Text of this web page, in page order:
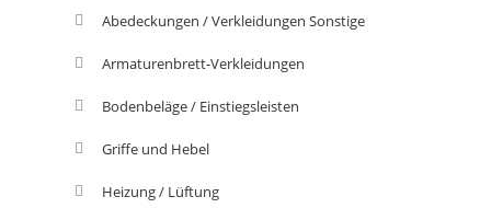
Abedeckungen / Verkleidungen Sonstige
Armaturenbrett-Verkleidungen
Bodenbeläge / Einstiegsleisten
Griffe und Hebel
Heizung / Lüftung